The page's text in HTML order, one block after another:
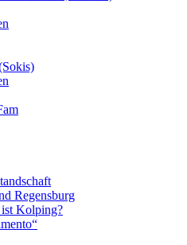
Regensburg
Kolping?